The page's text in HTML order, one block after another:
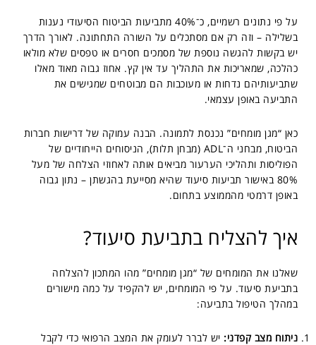
על פי נתונים רשמיים, כ־40% מתביעות הביטוח הסיעודי נענות
בשלילה – וזה רק אם מסתכלים על השורה התחתונה. לאורך הדרך
יש בקשות להגשה נוספת של מסמכים חסרים או טפסים שלא מולאו
כהלכה, שמאריכות את התהליך עד אין קץ. אחוז גבוה מאוד מאלו
שתביעותיהם נדחות או מעוכבות הם מבוטחים שמגישים את
התביעה באופן עצמאי.
כאן “מגן מומחים” נכנסת לתמונה. הבנה עמוקה של דרישות חברות
הביטוח, מבחני ה־ADL (מבחן תלות), הניסוחים הייחודיים של
הפוליסות ותהליכי הערעור מביאים אותה לאחוזי הצלחה של מעל
80% באישור תביעות סיעוד שהיא מסייעת בהגשתן – נתון גבוה
באופן דרמטי מהממוצע בתחום.
איך להצליח בתביעת סיעוד?
שאלנו את המומחים של “מגן מומחים” מהו המתכון להצלחה
בתביעת סיעוד. על פי המומחים, יש להקפיד על כמה מישורים
במהלך הטיפול בתביעה:
ניתוח מצב קפדני: יש לברר לעומק את המצב הרפואי כדי לקבל